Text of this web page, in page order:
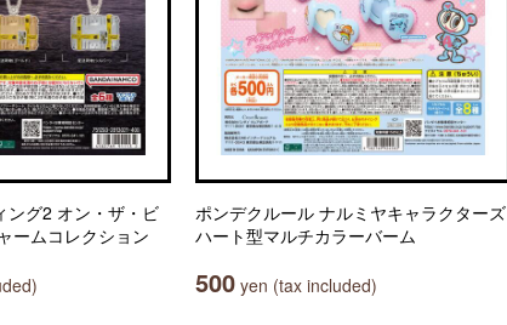
ング2 オン・ザ・ビ
ームコレクション
ポンデクルール ナルミヤキャラクターズ
ハート型マルチカラーバーム
500 yen (tax included)